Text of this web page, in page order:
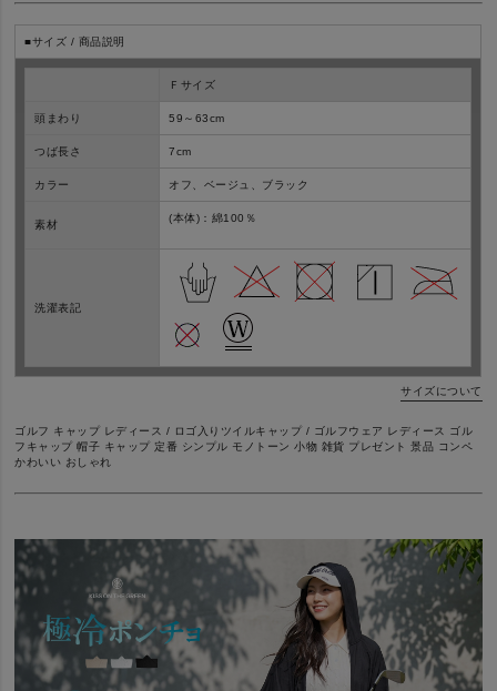
■サイズ / 商品説明
Ｆサイズ
頭まわり 59～63cm
つば長さ 7cm
カラー オフ、ベージュ、ブラック
素材
(本体)：綿100％
洗濯表記
サイズについて
ゴルフ キャップ レディース / ロゴ入りツイルキャップ / ゴルフウェア レディース ゴル
フキャップ 帽子 キャップ 定番 シンプル モノトーン 小物 雑貨 プレゼント 景品 コンペ
かわいい おしゃれ